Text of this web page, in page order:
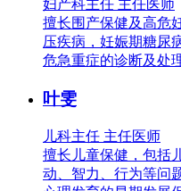
妇产科主任 主任医师
擅长围产保健及高危
压疾病，妊娠期糖尿
危急重症的诊断及处
叶雯
儿科主任 主任医师
擅长儿童保健，包括
动、智力、行为等问